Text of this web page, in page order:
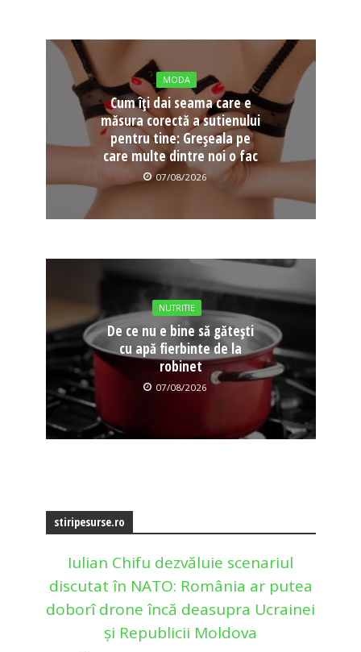
MODA
Cum îți dai seama care e
măsura corectă a sutienului
pentru tine: Greșeala pe
care multe dintre noi o fac
07/08/2026
NUTRITIE
De ce nu e bine să gătești
cu apă fierbinte de la
robinet
07/08/2026
stiripesurse.ro
Iulian Chifu dezvăluie scenariul
discutat în NATO: România ar putea
doborî drone încă deasupra Ucrainei
și Republicii Moldova